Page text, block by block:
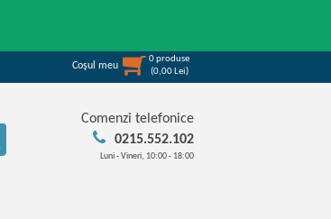
Coşul meu
0produse
(0,00 Lei)
Comenzi telefonice
0215.552.102
Luni - Vineri, 10:00 - 18:00